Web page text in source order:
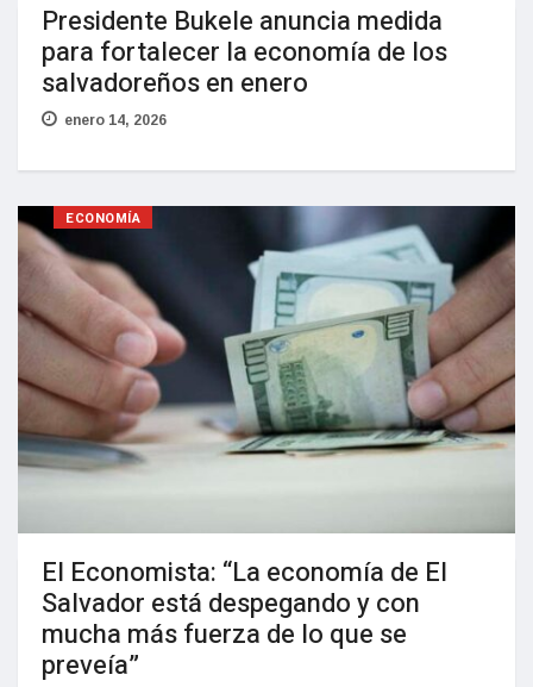
Presidente Bukele anuncia medida
para fortalecer la economía de los
salvadoreños en enero
enero 14, 2026
ECONOMÍA
El Economista: “La economía de El
Salvador está despegando y con
mucha más fuerza de lo que se
preveía”